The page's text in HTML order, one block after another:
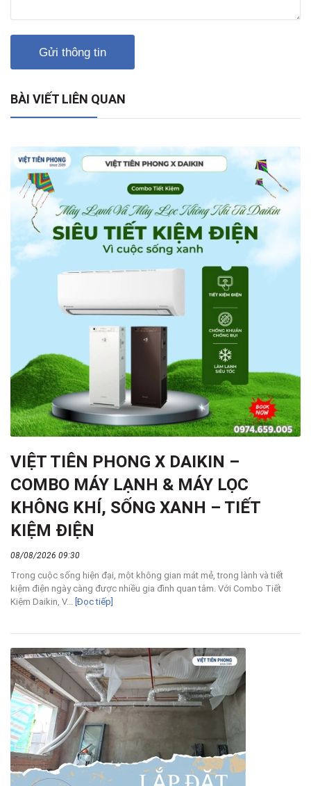
Gửi thông tin
BÀI VIẾT LIÊN QUAN
VIỆT TIÊN PHONG X DAIKIN –
COMBO MÁY LẠNH & MÁY LỌC
KHÔNG KHÍ, SỐNG XANH – TIẾT
KIỆM ĐIỆN
08/08/2026 09:30
Trong cuộc sống hiện đại, một không gian mát mẻ, trong lành và tiết
kiệm điện ngày càng được nhiều gia đình quan tâm. Với Combo Tiết
Kiệm Daikin, V... [Đọc tiếp]